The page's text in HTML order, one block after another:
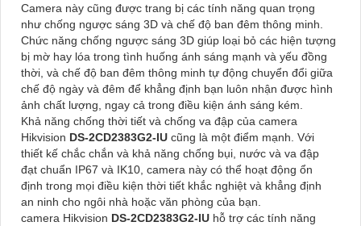
Camera này cũng được trang bị các tính năng quan trọng
như chống ngược sáng 3D và chế độ ban đêm thông minh.
Chức năng chống ngược sáng 3D giúp loại bỏ các hiện tượng
bị mờ hay lóa trong tình huống ánh sáng mạnh và yếu đồng
thời, và chế độ ban đêm thông minh tự động chuyển đổi giữa
chế độ ngày và đêm để khẳng định bạn luôn nhận được hình
ảnh chất lượng, ngay cả trong điều kiện ánh sáng kém.
Khả năng chống thời tiết và chống va đập của camera
Hikvision DS-2CD2383G2-IU cũng là một điểm mạnh. Với
thiết kế chắc chắn và khả năng chống bụi, nước và va đập
đạt chuẩn IP67 và IK10, camera này có thể hoạt động ổn
định trong mọi điều kiện thời tiết khắc nghiệt và khẳng định
an ninh cho ngôi nhà hoặc văn phòng của bạn.
camera Hikvision DS-2CD2383G2-IU hỗ trợ các tính năng